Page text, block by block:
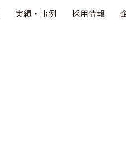
実績・事例 採用情報